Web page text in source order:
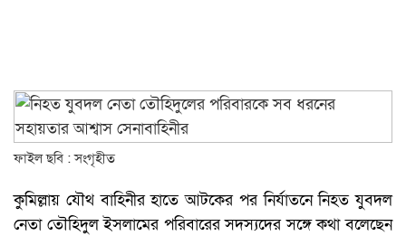
ফাইল ছবি : সংগৃহীত
কুমিল্লায় যৌথ বাহিনীর হাতে আটকের পর নির্যাতনে নিহত যুবদল
নেতা তৌহিদুল ইসলামের পরিবারের সদস্যদের সঙ্গে কথা বলেছেন